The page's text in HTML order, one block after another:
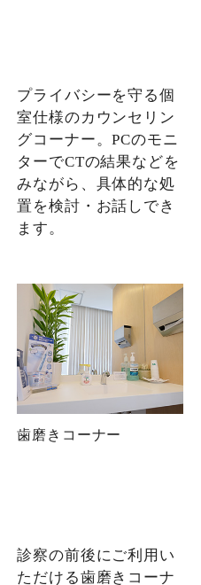
プライバシーを守る個
室仕様のカウンセリン
グコーナー。PCのモニ
ターでCTの結果などを
みながら、具体的な処
置を検討・お話しでき
ます。
歯磨きコーナー
診察の前後にご利用い
ただける歯磨きコーナ